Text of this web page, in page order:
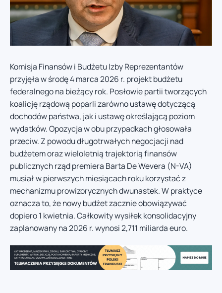
Komisja Finansów i Budżetu Izby Reprezentantów
przyjęła w środę 4 marca 2026 r. projekt budżetu
federalnego na bieżący rok. Posłowie partii tworzących
koalicję rządową poparli zarówno ustawę dotyczącą
dochodów państwa, jak i ustawę określającą poziom
wydatków. Opozycja w obu przypadkach głosowała
przeciw. Z powodu długotrwałych negocjacji nad
budżetem oraz wieloletnią trajektorią finansów
publicznych rząd premiera Barta De Wevera (N-VA)
musiał w pierwszych miesiącach roku korzystać z
mechanizmu prowizorycznych dwunastek. W praktyce
oznacza to, że nowy budżet zacznie obowiązywać
dopiero 1 kwietnia. Całkowity wysiłek konsolidacyjny
zaplanowany na 2026 r. wynosi 2,711 miliarda euro.